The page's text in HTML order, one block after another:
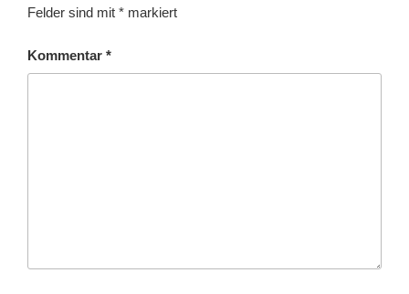
Felder sind mit * markiert
Kommentar *